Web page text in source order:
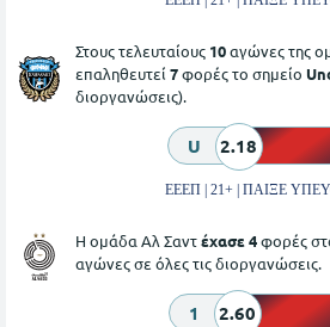
Στους τελευταίους 10αγώνες της
επαληθευτεί 7φορές το σημείο
διοργανώσεις).
U 2.18
ΕΕΕΠ | 21+ | ΠΑΙΞΕ
Η ομάδα Αλ Σαντέχασε 4φορές
αγώνες σε όλες τις διοργανώσεις.
1 2.60